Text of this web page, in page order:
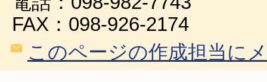
FAX：098-926-2174
このページの作成担当に